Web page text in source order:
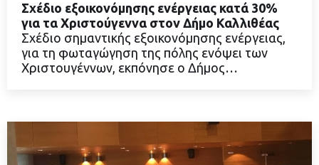
ΔΙΑΒΑΣΤΕ ΠΕΡΙΣΣΟΤΕΡΑ
Σχέδιο εξοικονόμησης ενέργειας κατά 30%
για τα Χριστούγεννα στον Δήμο Καλλιθέας
Σχέδιο σημαντικής εξοικονόμησης ενέργειας,
για τη φωταγώγηση της πόλης ενόψει των
Χριστουγέννων, εκπόνησε ο Δήμος…